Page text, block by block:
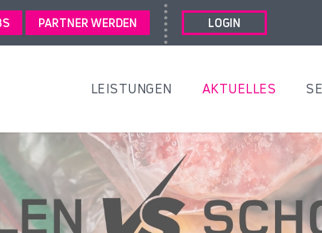
PARTNER WERDEN LOGIN
LEISTUNGEN AKTUELLES